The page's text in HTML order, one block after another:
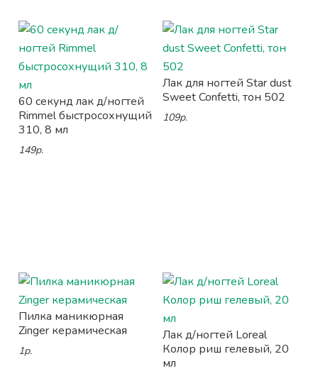
60 секунд лак д/ногтей
Rimmel быстросохнущий
310, 8 мл
149р.
Лак для ногтей Star dust
Sweet Confetti, тон 502
109р.
Пилка маникюрная
Zinger керамическая
1р.
Лак д/ногтей Loreal
Колор риш гелевый, 20
мл